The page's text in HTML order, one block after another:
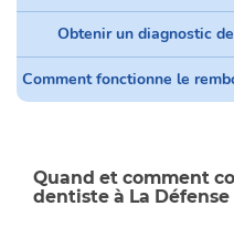
Obtenir un diagnostic
Comment fonctionne le
Quand et comment
dentiste à La Défense